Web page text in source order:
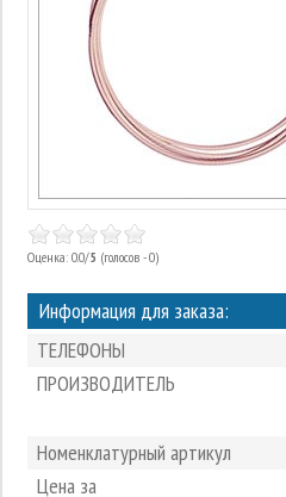
Оценка: 0.0/5 (голосов - 0)
Информация для заказа:
ТЕЛЕФОНЫ
ПРОИЗВОДИТЕЛЬ
Номенклатурный артикул
Цена за